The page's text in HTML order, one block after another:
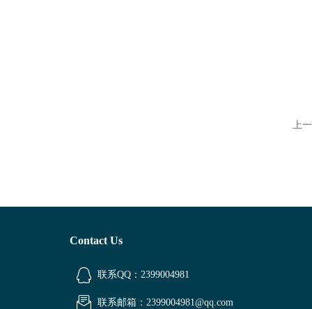
上
Contact Us
联系QQ：2399004981
联系邮箱：2399004981@qq.com